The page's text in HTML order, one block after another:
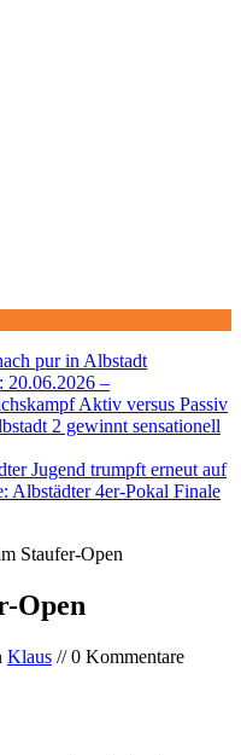
pur in Albstadt
20.06.2026 –
Aktiv versus Passiv
2 gewinnt sensationell
Jugend trumpft erneut auf
Albstädter 4er-Pokal Finale
Staufer-Open
Open
Klaus // 0 Kommentare